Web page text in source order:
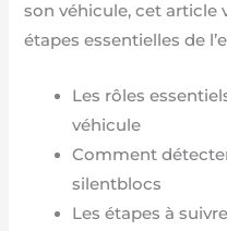
son véhicule, cet article
étapes essentielles de
Les rôles
véhicule
Comment
silentblocs
Les étapes à